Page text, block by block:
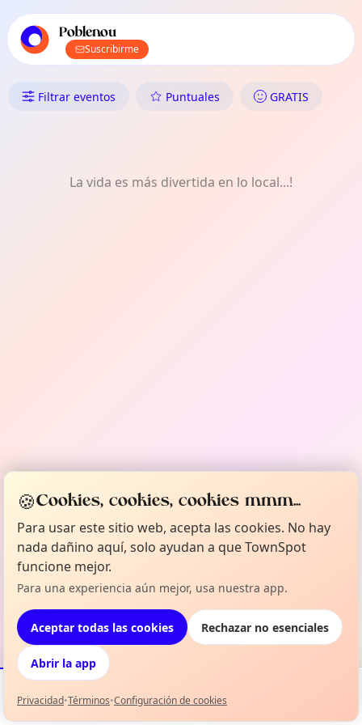
de eventos locales de TownSpot
Poblenou
Suscribirme
Qué Hacer en Poblenou:
Filtrar eventos Puntuales GRATIS
La vida es más divertida en lo local...!
Eventos Mapa Mi selección
🍪Cookies, cookies, cookies mmm...
Para usar este sitio web, acepta las cookies. No hay
nada dañino aquí, solo ayudan a que TownSpot
funcione mejor.
Para una experiencia aún mejor, usa nuestra app.
Aceptar todas las cookies Rechazar no esenciales
Abrir la app
Privacidad•Términos•Configuración de cookies